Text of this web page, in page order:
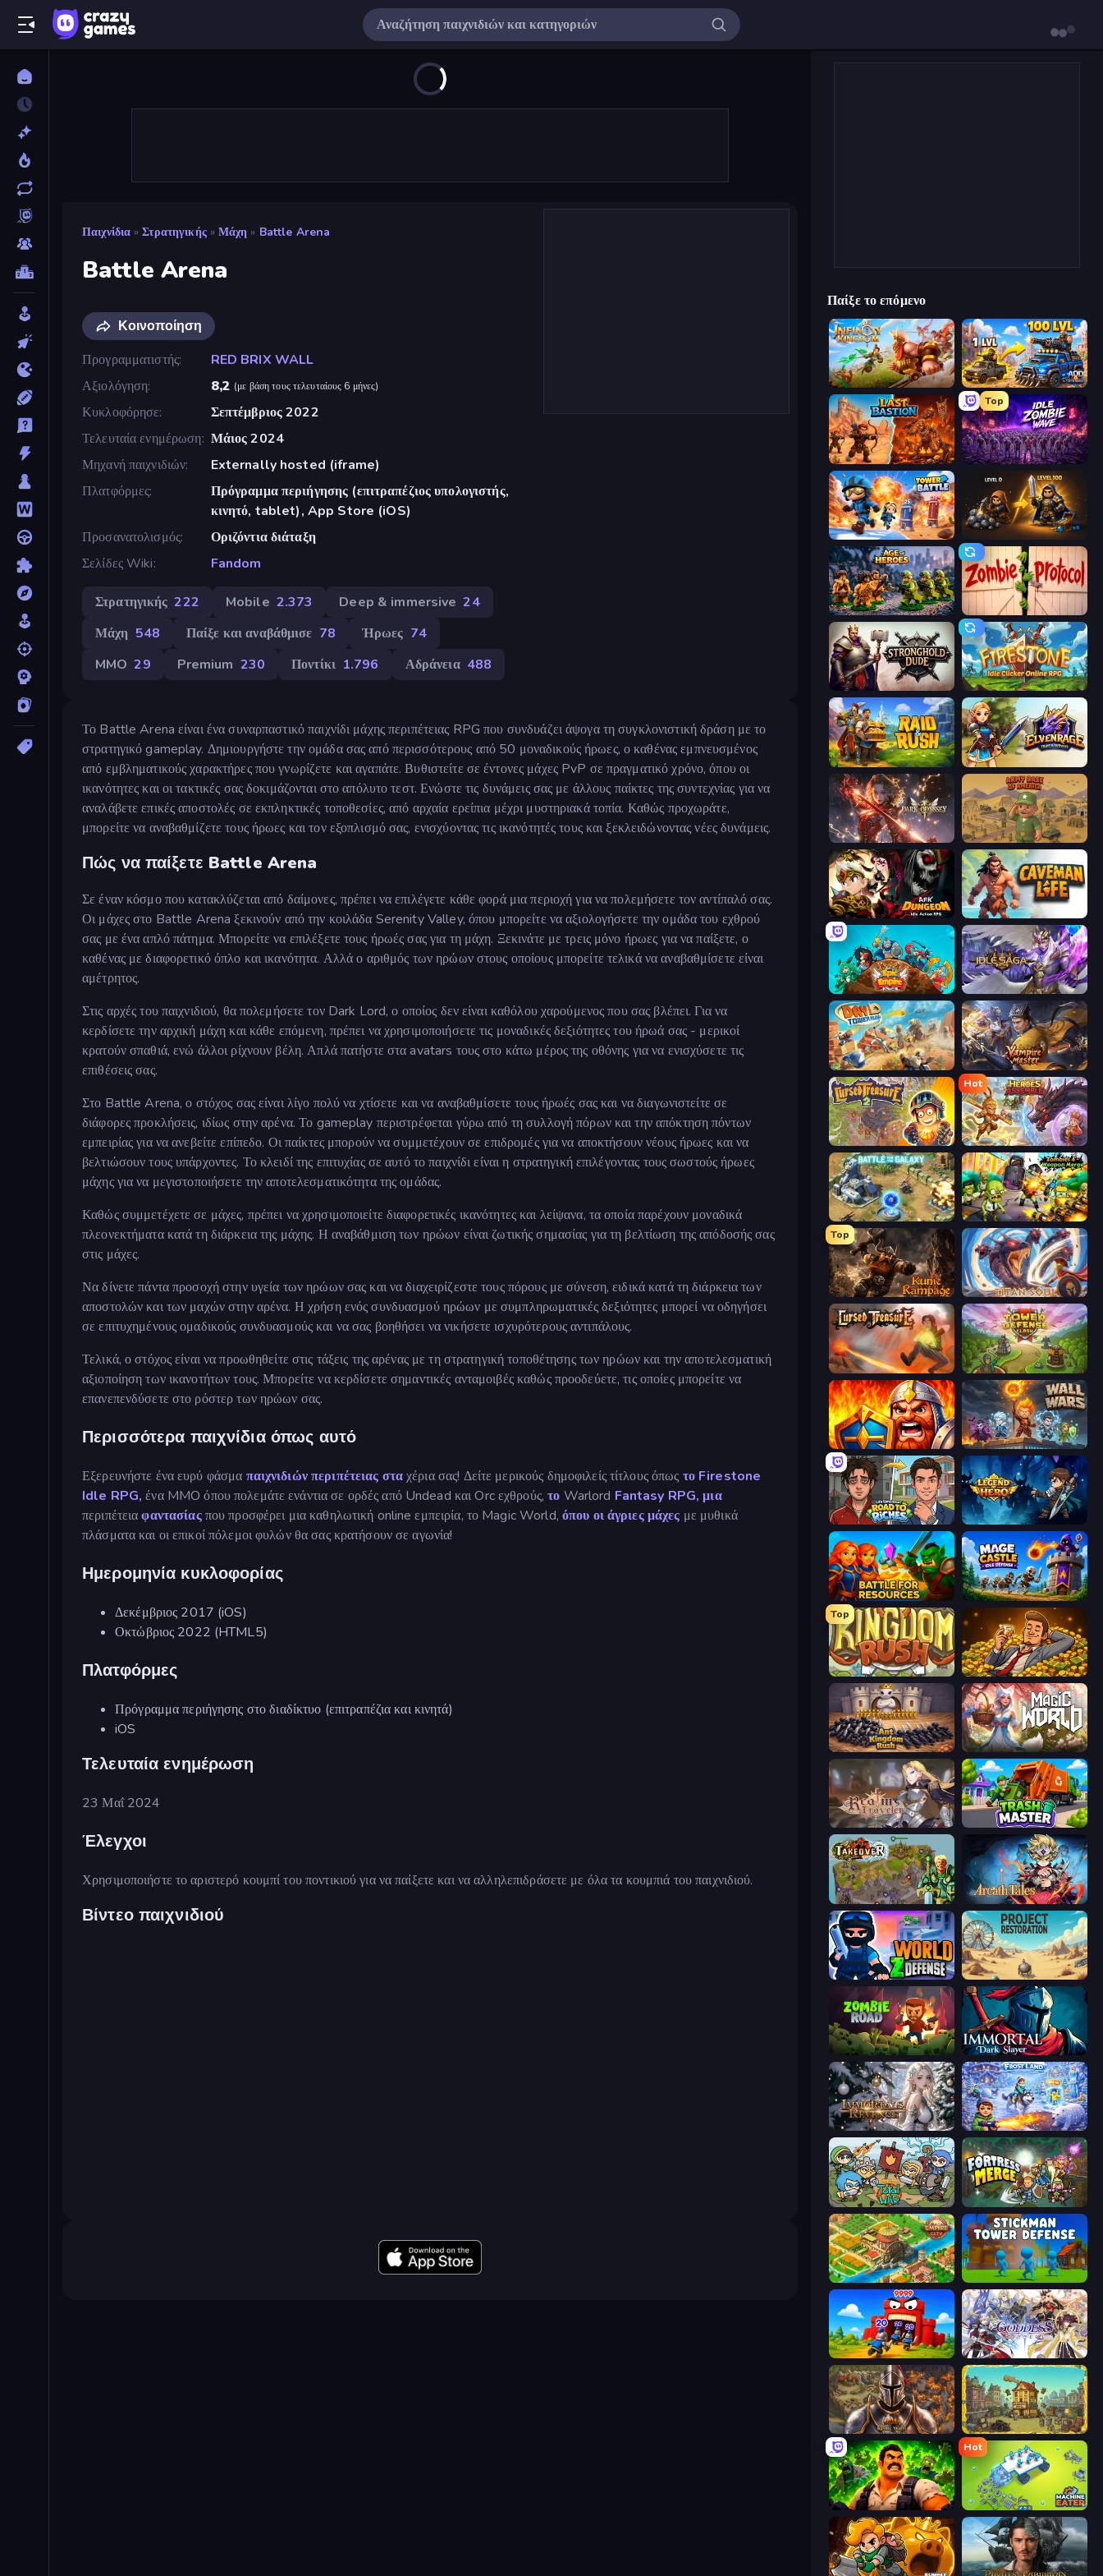
Παιχνίδια » Στρατηγικής » Μάχη » Battle Arena
Battle Arena
Κοινοποίηση
Προγραμματιστής
RED BRIX WALL
Αξιολόγηση
8,2 (με βάση τους τελευταίους 6 μήνες)
Κυκλοφόρησε
Σεπτέμβριος 2022
Τελευταία ενημέρωση Μάιος 2024
Μηχανή παιχνιδιών
Externally hosted (iframe)
Πλατφόρμες
Πρόγραμμα περιήγησης (επιτραπέζιος υπολογιστής,
κινητό, tablet), App Store (iOS)
Προσανατολισμός
Οριζόντια διάταξη
Σελίδες Wiki
Fandom
Στρατηγικής 222 Mobile 2.373 Deep & immersive 24
Μάχη 548 Παίξε και αναβάθμισε 78 Ήρωες 74
MMO 29 Premium 230 Ποντίκι 1.796 Αδράνεια 488
Το Battle Arena είναι ένα συναρπαστικό παιχνίδι μάχης περιπέτειας RPG που συνδυάζει άψογα τη συγκλονιστική δράση με το
στρατηγικό gameplay. Δημιουργήστε την ομάδα σας από περισσότερους από 50 μοναδικούς ήρωες, ο καθένας εμπνευσμένος
από εμβληματικούς χαρακτήρες που γνωρίζετε και αγαπάτε. Βυθιστείτε σε έντονες μάχες PvP σε πραγματικό χρόνο, όπου οι
ικανότητες και οι τακτικές σας δοκιμάζονται στο απόλυτο τεστ. Ενώστε τις δυνάμεις σας με άλλους παίκτες της συντεχνίας για να
αναλάβετε επικές αποστολές σε εκπληκτικές τοποθεσίες, από αρχαία ερείπια μέχρι μυστηριακά τοπία. Καθώς προχωράτε,
μπορείτε να αναβαθμίζετε τους ήρωες και τον εξοπλισμό σας, ενισχύοντας τις ικανότητές τους και ξεκλειδώνοντας νέες δυνάμεις.
Πώς να παίξετε Battle Arena
Σε έναν κόσμο που κατακλύζεται από δαίμονες, πρέπει να επιλέγετε κάθε φορά μια περιοχή για να πολεμήσετε τον αντίπαλό σας.
Οι μάχες στο Battle Arena ξεκινούν από την κοιλάδα Serenity Valley, όπου μπορείτε να αξιολογήσετε την ομάδα του εχθρού
σας με ένα απλό πάτημα. Μπορείτε να επιλέξετε τους ήρωές σας για τη μάχη. Ξεκινάτε με τρεις μόνο ήρωες για να παίξετε, ο
καθένας με διαφορετικό όπλο και ικανότητα. Αλλά ο αριθμός των ηρώων στους οποίους μπορείτε τελικά να αναβαθμίσετε είναι
αμέτρητος.
Στις αρχές του παιχνιδιού, θα πολεμήσετε τον Dark Lord, ο οποίος δεν είναι καθόλου χαρούμενος που σας βλέπει. Για να
κερδίσετε την αρχική μάχη και κάθε επόμενη, πρέπει να χρησιμοποιήσετε τις μοναδικές δεξιότητες του ήρωά σας - μερικοί
κρατούν σπαθιά, ενώ άλλοι ρίχνουν βέλη. Απλά πατήστε στα avatars τους στο κάτω μέρος της οθόνης για να ενισχύσετε τις
επιθέσεις σας.
Στο Battle Arena, ο στόχος σας είναι λίγο πολύ να χτίσετε και να αναβαθμίσετε τους ήρωές σας και να διαγωνιστείτε σε
διάφορες προκλήσεις, ιδίως στην αρένα. Το gameplay περιστρέφεται γύρω από τη συλλογή πόρων και την απόκτηση πόντων
εμπειρίας για να ανεβείτε επίπεδο. Οι παίκτες μπορούν να συμμετέχουν σε επιδρομές για να αποκτήσουν νέους ήρωες και να
βελτιώσουν τους υπάρχοντες. Το κλειδί της επιτυχίας σε αυτό το παιχνίδι είναι η στρατηγική επιλέγοντας τους σωστούς ήρωες
μάχης για να μεγιστοποιήσετε την αποτελεσματικότητα της ομάδας.
Καθώς συμμετέχετε σε μάχες, πρέπει να χρησιμοποιείτε διαφορετικές ικανότητες και λείψανα, τα οποία παρέχουν μοναδικά
πλεονεκτήματα κατά τη διάρκεια της μάχης. Η αναβάθμιση των ηρώων είναι ζωτικής σημασίας για τη βελτίωση της απόδοσής σας
στις μάχες.
Να δίνετε πάντα προσοχή στην υγεία των ηρώων σας και να διαχειρίζεστε τους πόρους με σύνεση, ειδικά κατά τη διάρκεια των
αποστολών και των μαχών στην αρένα. Η χρήση ενός συνδυασμού ηρώων με συμπληρωματικές δεξιότητες μπορεί να οδηγήσει
σε επιτυχημένους ομαδικούς συνδυασμούς και να σας βοηθήσει να νικήσετε ισχυρότερους αντιπάλους.
Τελικά, ο στόχος είναι να προωθηθείτε στις τάξεις της αρένας με τη στρατηγική τοποθέτησης των ηρώων και την αποτελεσματική
αξιοποίηση των ικανοτήτων τους. Μπορείτε να κερδίσετε σημαντικές ανταμοιβές καθώς προοδεύετε, τις οποίες μπορείτε να
επανεπενδύσετε στο ρόστερ των ηρώων σας.
Περισσότερα παιχνίδια όπως αυτό
Εξερευνήστε ένα ευρύ φάσμα παιχνιδιών περιπέτειας σταχέρια σας! Δείτε μερικούς δημοφιλείς τίτλους όπως το Firestone
Idle RPG, ένα MMO όπου πολεμάτε ενάντια σε ορδές από Undead και Orc εχθρούς,το Warlord Fantasy RPG, μια
περιπέτειαφαντασίαςπου προσφέρει μια καθηλωτική online εμπειρία, το Magic World, όπου οι άγριες μάχες με μυθικά
πλάσματα και οι επικοί πόλεμοι φυλών θα σας κρατήσουν σε αγωνία!
Ημερομηνία κυκλοφορίας
Δεκέμβριος 2017 (iOS)
Οκτώβριος 2022 (HTML5)
Πλατφόρμες
Πρόγραμμα περιήγησης στο διαδίκτυο (επιτραπέζια και κινητά)
iOS
Τελευταία ενημέρωση
23 Μαΐ 2024
Έλεγχοι
Χρησιμοποιήστε το αριστερό κουμπί του ποντικιού για να παίξετε και να αλληλεπιδράσετε με όλα τα κουμπιά του παιχνιδιού.
Βίντεο παιχνιδιού
Παίξε το επόμενο
Infinity Kingdom AOD - Art Of Defense
Last Bastion
Top
Idle Zombie Wave: Survivors
Tower Battle Gothic Story RPG
Age of Heroes Zombie Protocol
Stronghold Dude Firestone – Idle Clicker Online RPG
Raid & Rush Elvenrage
Dark Odyssey Army Base Of America
AFK Dungeon: Idle Action RPG Caveman Life
Epic Empire: Tower Defense Idle Saga
Day D Tower Rush Vampire Master
Cursed Treasure 2
Hot
Heroes Assemble
Battle for the Galaxy Zombies 4 Weapon Merge
Top
Runic Rampage Titan Soul: Action RPG
Cursed Treasure Tower Defense Clash
WarLink: Crown & Clash Wall Wars
Life Simulator: Road to Riches Legend of Hero
Battle for Resources Mage Castle Idle Defense
Top
Kingdom Rush Idle Billionaire Tycoon
Ant Kingdom Rush Magic World
Realm Traveler Trash Master
Takeover Arcath Tales
World Z Defense - Zombie Defense Project Restoration
Zombie Road Immortal: Dark Slayer
Immortals Revenge Frost Land - Snow Survival
Raid Heroes: Total War Fortress Merge
Empire City
TimeWarriors Goddess Connect
Khan Wars The Garbaggio Hotel
Zombie Lab Escape
Hot
Machine Eater